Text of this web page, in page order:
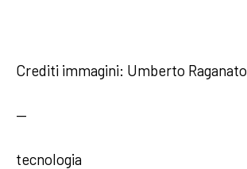
Crediti immagini: Umberto Raganato
—
tecnologia